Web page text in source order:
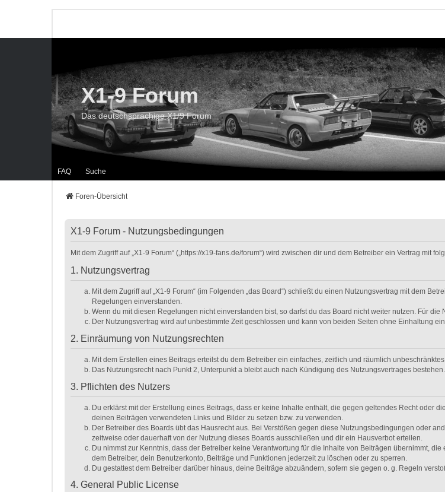
FAQ Suche
X1-9 Forum
Das deutschsprachige X1/9 Forum
Foren-Übersicht
X1-9 Forum - Nutzungsbedingungen
Mit dem Zugriff auf „X1-9 Forum“ („https://x19-fans.de/forum“) wird zwischen dir und dem Betreiber ein Vertrag mit
1. Nutzungsvertrag
Mit dem Zugriff auf „X1-9 Forum“ (im Folgenden „das Board“) schließt du einen Nutzungsvertrag mit dem
Regelungen einverstanden.
Wenn du mit diesen Regelungen nicht einverstanden bist, so darfst du das Board nicht weiter nutzen. Für
Der Nutzungsvertrag wird auf unbestimmte Zeit geschlossen und kann von beiden Seiten ohne Einhaltung
2. Einräumung von Nutzungsrechten
Mit dem Erstellen eines Beitrags erteilst du dem Betreiber ein einfaches, zeitlich und räumlich
Das Nutzungsrecht nach Punkt 2, Unterpunkt a bleibt auch nach Kündigung des Nutzungsvertrages bestehen.
3. Pflichten des Nutzers
Du erklärst mit der Erstellung eines Beitrags, dass er keine Inhalte enthält, die gegen geltendes Recht oder
deinen Beiträgen verwendeten Links und Bilder zu setzen bzw. zu verwenden.
Der Betreiber des Boards übt das Hausrecht aus. Bei Verstößen gegen diese Nutzungsbedingungen oder
zeitweise oder dauerhaft von der Nutzung dieses Boards ausschließen und dir ein Hausverbot erteilen.
Du nimmst zur Kenntnis, dass der Betreiber keine Verantwortung für die Inhalte von Beiträgen übernimmt,
dem Betreiber, dein Benutzerkonto, Beiträge und Funktionen jederzeit zu löschen oder zu sperren.
Du gestattest dem Betreiber darüber hinaus, deine Beiträge abzuändern, sofern sie gegen o. g. Regeln
4. General Public License